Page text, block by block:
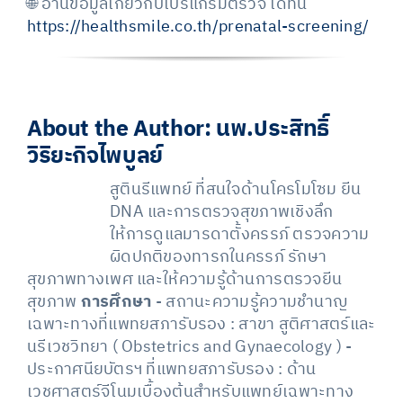
https://healthsmile.co.th/prenatal-screening/
About the Author:นพ.ประสิทธิ์
วิริยะกิจไพบูลย์
สูตินรีแพทย์ ที่สนใจด้านโครโมโซม ยีน
DNA และการตรวจสุขภาพเชิงลึก
ให้การดูแลมารดาตั้งครรภ์ ตรวจความ
ผิดปกติของทารกในครรภ์ รักษา
สุขภาพทางเพศ และให้ความรู้ด้านการตรวจยีน
สุขภาพ การศึกษา - สถานะความรู้ความชำนาญ
เฉพาะทางที่แพทยสภารับรอง : สาขา สูติศาสตร์และ
นรีเวชวิทยา ( Obstetrics and Gynaecology ) -
ประกาศนียบัตรฯ ที่แพทยสภารับรอง : ด้าน
เวชศาสตร์จีโนมเบื้องต้นสำหรับแพทย์เฉพาะทาง